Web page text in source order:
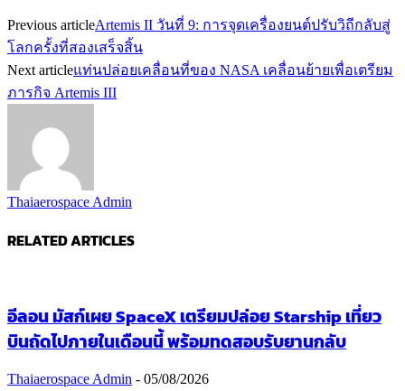
Previous articleArtemis II วันที่ 9: การจุดเครื่องยนต์ปรับวิถีกลับสู่
โลกครั้งที่สองเสร็จสิ้น
Next articleแท่นปล่อยเคลื่อนที่ของ NASA เคลื่อนย้ายเพื่อเตรียม
ภารกิจ Artemis III
Thaiaerospace Admin
RELATED ARTICLES
อีลอน มัสก์เผย SpaceX เตรียมปล่อย Starship เที่ยว
บินถัดไปภายในเดือนนี้ พร้อมทดสอบรับยานกลับ
Thaiaerospace Admin - 05/08/2026